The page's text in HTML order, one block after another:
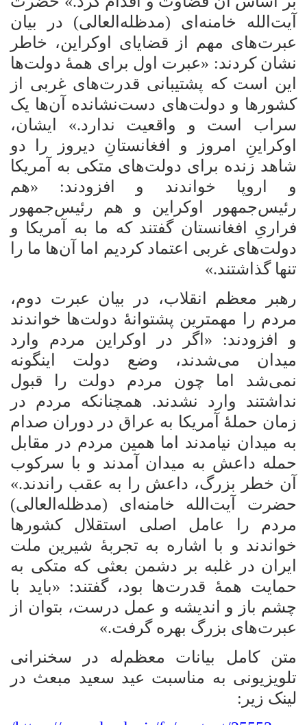
آیت‌الله خامنه‌ای (مدظله‌العالی) در بیان
عبرت‌های مهم از قضایای اوکراین، خاطر
نشان کردند: «عبرت اول برای همۀ دولت‌ها
این است که پشتیبانی قدرت‌های غربی از
کشورها و دولت‌های دست‌نشانده آن‌ها یک
سراب است و واقعیت ندارد.» ایشان،
اوکراینِ امروز و افغانستانِ دیروز را دو
شاهد زنده برای دولت‌های متکی به آمریکا
و اروپا خواندند و افزودند: «هم
رئیس‌جمهور اوکراین و هم رئیس‌جمهور
فراریِ افغانستان گفتند که ما به آمریکا و
دولت‌های غربی اعتماد کردیم اما آن‌ها ما را
تنها گذاشتند.»
رهبر معظم انقلاب، در بیان عبرت دوم،
مردم را مهمترین پشتوانۀ دولت‌ها خواندند
و افزودند: «اگر در اوکراین مردم وارد
میدان می‌شدند، وضع دولت اینگونه
نمی‌شد اما چون مردم دولت را قبول
نداشتند وارد نشدند. همچنانکه مردم در
زمان حملۀ آمریکا به عراق در دوران صدام
به میدان نیامدند اما همین مردم در مقابل
حمله داعش به میدان آمدند و با سرکوب
آن خطر بزرگ، داعش را به عقب راندند.»
حضرت آیت‌الله خامنه‌ای (مدظله‌العالی)
مردم را عامل اصلی استقلال کشورها
خواندند و با اشاره به تجربۀ شیرین ملت
ایران در غلبه بر دشمن بعثی که متکی به
حمایت همۀ قدرت‌ها بود، گفتند: «باید با
چشم باز و اندیشه و عمل درست، بتوان از
عبرت‌های بزرگ بهره گرفت.»
متن کامل بیانات معظم‌له در سخنرانی
تلویزیونی به مناسبت عید سعید مبعث در
لینک زیر: